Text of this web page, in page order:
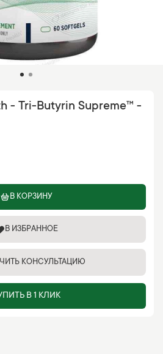
- Tri-Butyrin Supreme™ -
В КОРЗИНУ
В ИЗБРАННОЕ
КОНСУЛЬТАЦИЮ
В 1 КЛИК